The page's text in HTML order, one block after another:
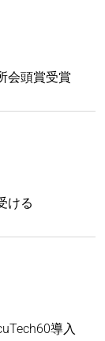
会頭賞受賞
ける
導入